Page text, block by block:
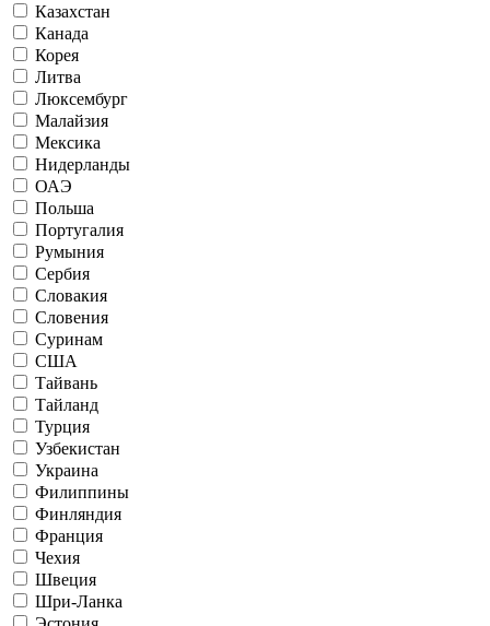
Казахстан
Канада
Корея
Литва
Люксембург
Малайзия
Мексика
Нидерланды
ОАЭ
Польша
Португалия
Румыния
Сербия
Словакия
Словения
Суринам
США
Тайвань
Тайланд
Турция
Узбекистан
Украина
Филиппины
Финляндия
Франция
Чехия
Швеция
Шри-Ланка